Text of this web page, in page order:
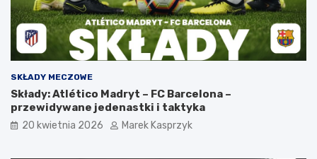
SKŁADY MECZOWE
Składy: Atlético Madryt – FC Barcelona –
przewidywane jedenastki i taktyka
20 kwietnia 2026 Marek Kasprzyk